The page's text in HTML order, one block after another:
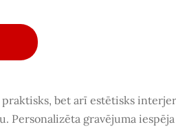
bet arī estētisks
Personalizēta gravējuma iespēja